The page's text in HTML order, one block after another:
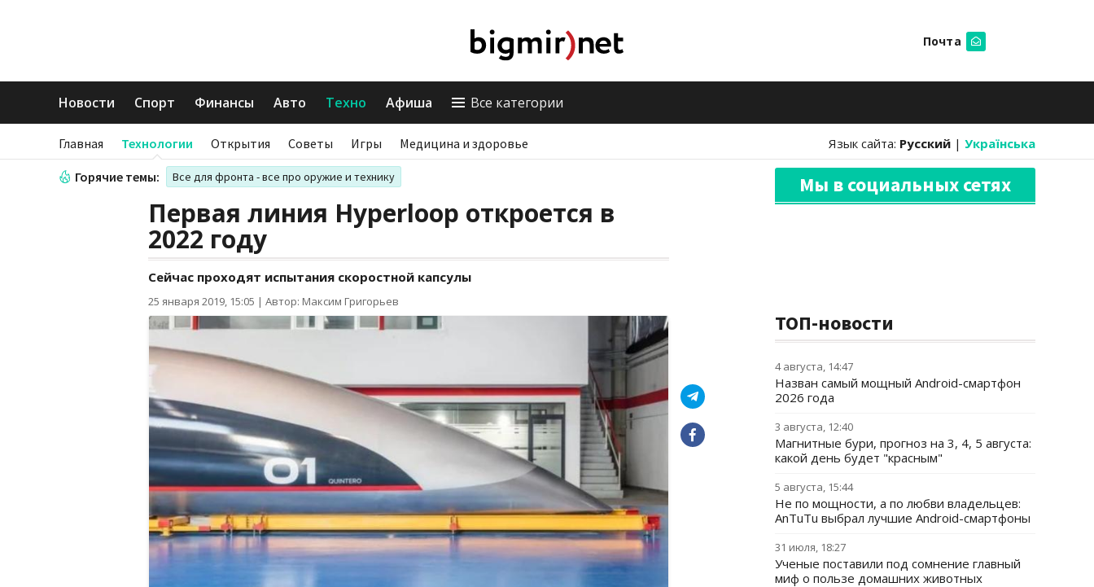
Почта
Новости Спорт Финансы Авто Техно Афиша Все категории
Главная Технологии Открытия Советы Игры Медицина и здоровье Язык сайта: Русский | Українська
Горячие темы: Все для фронта - все про оружие и технику
Первая линия Hyperloop откроется в
2022 году
Сейчас проходят испытания скоростной капсулы
25 января 2019, 15:05 | Автор: Максим Григорьев
Мы в социальных сетях
ТОП-новости
4 августа, 14:47
Назван самый мощный Android-смартфон
2026 года
3 августа, 12:40
Магнитные бури, прогноз на 3, 4, 5 августа:
какой день будет "красным"
5 августа, 15:44
Не по мощности, а по любви владельцев:
AnTuTu выбрал лучшие Android-смартфоны
31 июля, 18:27
Ученые поставили под сомнение главный
миф о пользе домашних животных